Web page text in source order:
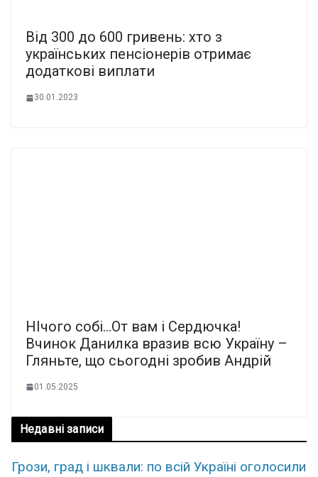
Від 300 до 600 гривень: хто з
українських пенсіонерів отримає
додаткові виплати
30.01.2023
НІчого собі…От вам і Сердючка!
Вчинок Данилка вразив всю Україну –
Гляньте, що сьогодні зробив Андрій
01.05.2025
Недавні записи
Грози, град і шквали: по всій Україні оголосили